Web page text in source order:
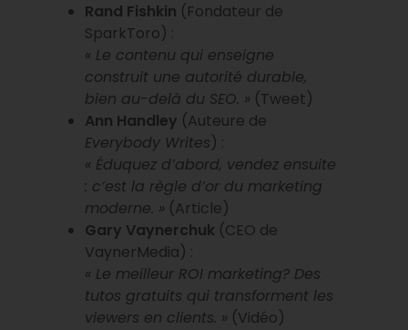
Rand Fishkin (Fondateur de
SparkToro) :
« Le contenu qui enseigne
construit une autorité durable,
bien au-delà du SEO. » (Tweet)
Ann Handley (Auteure de
Everybody Writes) :
« Éduquez d’abord, vendez ensuite
: c’est la règle d’or du marketing
moderne. » (Article)
Gary Vaynerchuk (CEO de
VaynerMedia) :
« Le meilleur ROI marketing? Des
tutos gratuits qui transforment les
viewers en clients. » (Vidéo)